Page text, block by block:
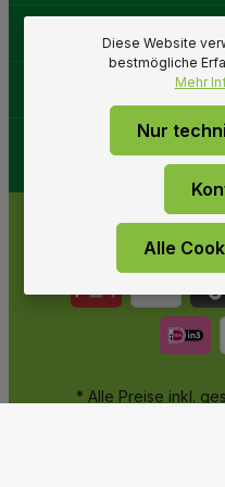
Gartenwelt
* Alle Preise inkl.
Diese Website
bestmögliche
Mehr
Nur
Alle